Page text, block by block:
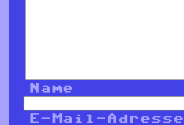
Name
E-Mail-Adresse